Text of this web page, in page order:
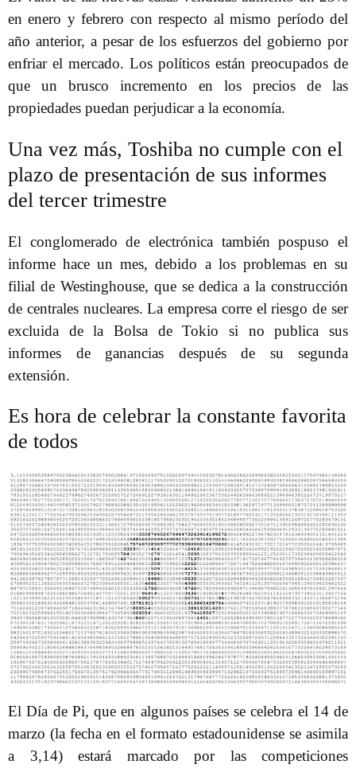
en enero y febrero con respecto al mismo período del
año anterior, a pesar de los esfuerzos del gobierno por
enfriar el mercado. Los políticos están preocupados de
que un brusco incremento en los precios de las
propiedades puedan perjudicar a la economía.
Una vez más, Toshiba no cumple con el
plazo de presentación de sus informes
del tercer trimestre
El conglomerado de electrónica también pospuso el
informe hace un mes, debido a los problemas en su
filial de Westinghouse, que se dedica a la construcción
de centrales nucleares. La empresa corre el riesgo de ser
excluida de la Bolsa de Tokio si no publica sus
informes de ganancias después de su segunda
extensión.
Es hora de celebrar la constante favorita
de todos
El Día de Pi, que en algunos países se celebra el 14 de
marzo (la fecha en el formato estadounidense se asimila
a 3,14) estará marcado por las competiciones